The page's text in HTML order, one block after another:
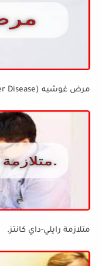
مرض غوشيه (Gaucher Disease)
متلازمة رايلي-داي كانتز.